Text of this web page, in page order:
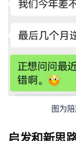
图为
启发和新思